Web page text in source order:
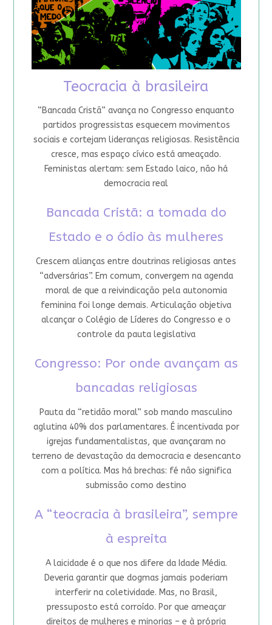
Teocracia à brasileira
“Bancada Cristã” avança no Congresso enquanto
partidos progressistas esquecem movimentos
sociais e cortejam lideranças religiosas. Resistência
cresce, mas espaço cívico está ameaçado.
Feministas alertam: sem Estado laico, não há
democracia real
Bancada Cristã: a tomada do
Estado e o ódio às mulheres
Crescem alianças entre doutrinas religiosas antes
“adversárias”. Em comum, convergem na agenda
moral de que a reivindicação pela autonomia
feminina foi longe demais. Articulação objetiva
alcançar o Colégio de Líderes do Congresso e o
controle da pauta legislativa
Congresso: Por onde avançam as
bancadas religiosas
Pauta da “retidão moral” sob mando masculino
aglutina 40% dos parlamentares. É incentivada por
igrejas fundamentalistas, que avançaram no
terreno de devastação da democracia e desencanto
com a política. Mas há brechas: fé não significa
submissão como destino
A “teocracia à brasileira”, sempre
à espreita
A laicidade é o que nos difere da Idade Média.
Deveria garantir que dogmas jamais poderiam
interferir na coletividade. Mas, no Brasil,
pressuposto está corroído. Por que ameaçar
direitos de mulheres e minorias – e à própria